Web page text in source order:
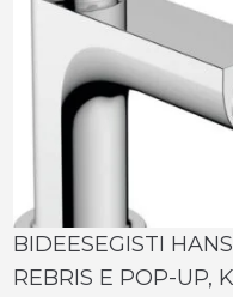
BIDEESEGISTI
REBRIS E POP-UP,